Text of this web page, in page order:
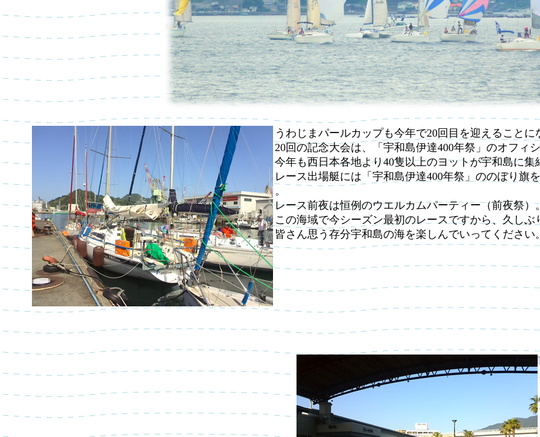
うわじまパールカップも今年で20回目を迎えることに
20回の記念大会は、「宇和島伊達400年祭」のオフィ
今年も西日本各地より40隻以上のヨットが宇和島に集
レース出場艇には「宇和島伊達400年祭」ののぼり旗
。
レース前夜は恒例のウエルカムパーティー（前夜祭）
この海域で今シーズン最初のレースですから、久し
皆さん思う存分宇和島の海を楽しんでいってください